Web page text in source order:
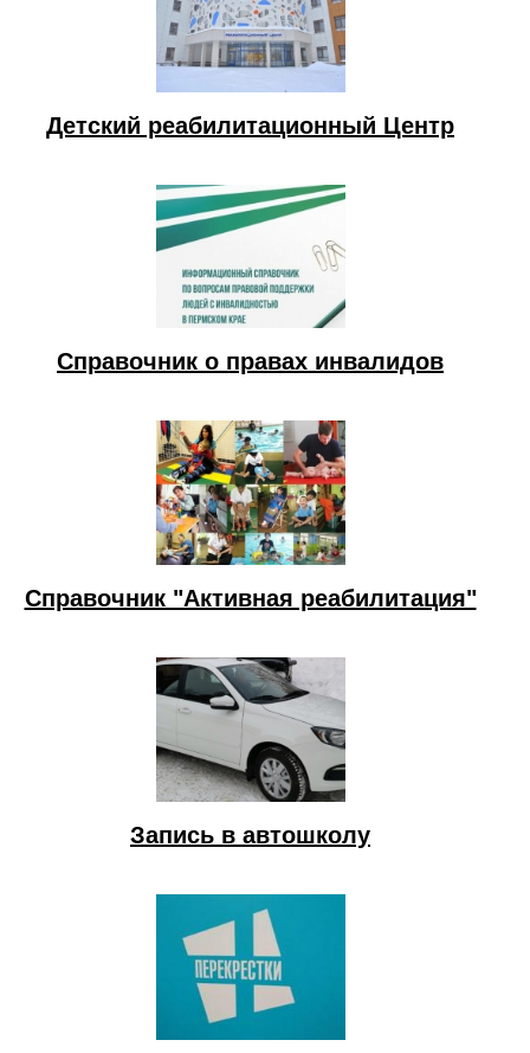
Детский реабилитационный Центр
Справочник о правах инвалидов
Справочник "Активная реабилитация"
Запись в автошколу